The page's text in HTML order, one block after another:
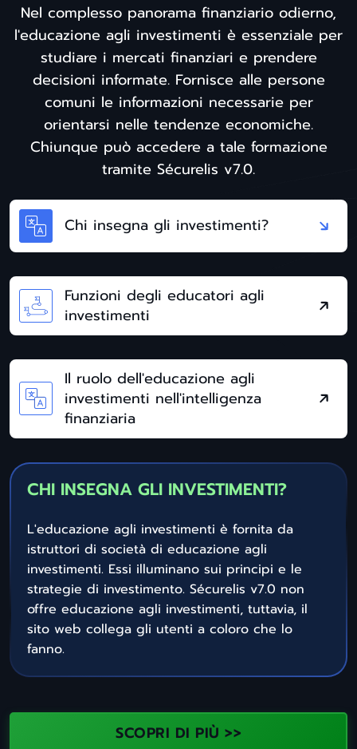
Nel complesso panorama finanziario odierno,
l'educazione agli investimenti è essenziale per
studiare i mercati finanziari e prendere
decisioni informate. Fornisce alle persone
comuni le informazioni necessarie per
orientarsi nelle tendenze economiche.
Chiunque può accedere a tale formazione
tramite Sécurelis v7.0.
Chi insegna gli investimenti?
Funzioni degli educatori agli
investimenti
Il ruolo dell'educazione agli
investimenti nell'intelligenza
finanziaria
CHI INSEGNA GLI INVESTIMENTI?
L'educazione agli investimenti è fornita da
istruttori di società di educazione agli
investimenti. Essi illuminano sui principi e le
strategie di investimento. Sécurelis v7.0 non
offre educazione agli investimenti, tuttavia, il
sito web collega gli utenti a coloro che lo
fanno.
SCOPRI DI PIÙ >>